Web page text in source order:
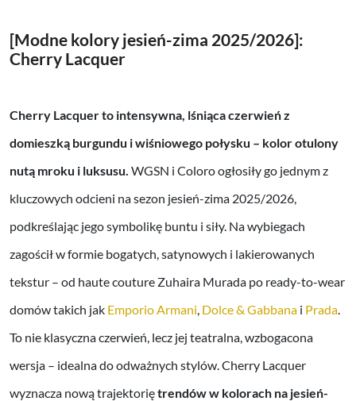
[Modne kolory jesień-zima 2025/2026]:
Cherry Lacquer
Cherry Lacquer to intensywna, lśniąca czerwień z
domieszką burgundu i wiśniowego połysku – kolor otulony
nutą mroku i luksusu. WGSN i Coloro ogłosiły go jednym z
kluczowych odcieni na sezon jesień-zima 2025/2026,
podkreślając jego symbolikę buntu i siły. Na wybiegach
zagościł w formie bogatych, satynowych i lakierowanych
tekstur – od haute couture Zuhaira Murada po ready-to-wear
domów takich jak Emporio Armani Dolce & Gabbana i Prada
To nie klasyczna czerwień, lecz jej teatralna, wzbogacona
wersja – idealna do odważnych stylów. Cherry Lacquer
wyznacza nową trajektoriętrendów w kolorach na jesień-